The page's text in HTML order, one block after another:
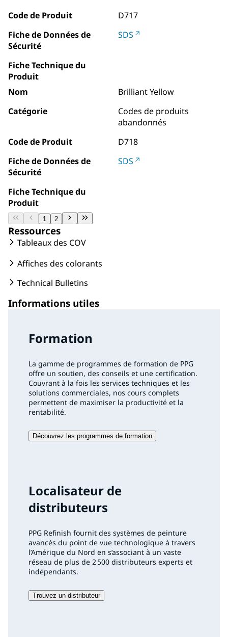
Code de Produit
D717
Fiche de Données de
Sécurité
SDS
Fiche Technique du
Produit
Nom
Brilliant Yellow
Catégorie
Codes de produits
abandonnés
Code de Produit
D718
Fiche de Données de
Sécurité
SDS
Fiche Technique du
Produit
1 2
Ressources
Tableaux des COV
Affiches des colorants
Technical Bulletins
Informations utiles
Formation
La gamme de programmes de formation de PPG
offre un soutien, des conseils et une certification.
Couvrant à la fois les services techniques et les
solutions commerciales, nos cours complets
permettent de maximiser la productivité et la
rentabilité.
Découvrez les programmes de formation
Localisateur de
distributeurs
PPG Refinish fournit des systèmes de peinture
avancés du point de vue technologique à travers
l’Amérique du Nord en s’associant à un vaste
réseau de plus de 2 500 distributeurs experts et
indépendants.
Trouvez un distributeur